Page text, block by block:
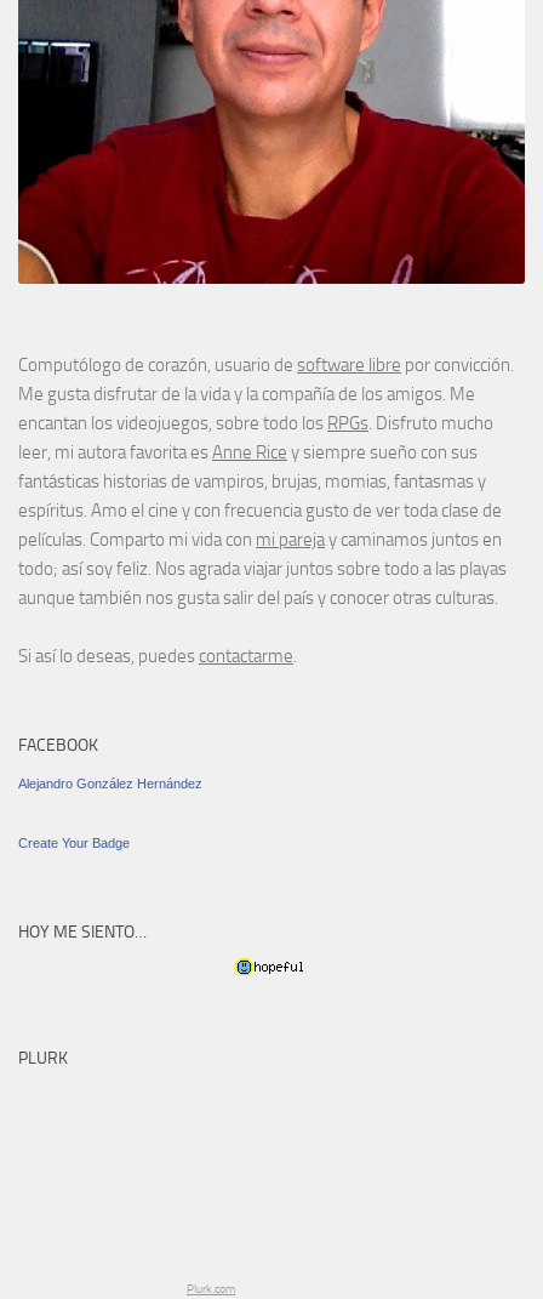
Computólogo de corazón, usuario de software libre por convicción.
Me gusta disfrutar de la vida y la compañía de los amigos. Me
encantan los videojuegos, sobre todo los RPGs. Disfruto mucho
leer, mi autora favorita esAnne Rice y siempre sueño con sus
fantásticas historias de vampiros, brujas, momias, fantasmas y
espíritus. Amo el cine y con frecuencia gusto de ver toda clase de
películas. Comparto mi vida con mi parejay caminamos juntos en
todo; así soy feliz. Nos agrada viajar juntos sobre todo a las playas
aunque también nos gusta salir del país y conocer otras culturas.
Si así lo deseas, puedes contactarme.
FACEBOOK
Alejandro González Hernández
Create Your Badge
HOY ME SIENTO…
PLURK
Plurk.com